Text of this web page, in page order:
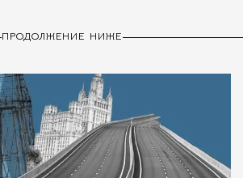
ПРОДОЛЖЕНИЕ НИЖЕ